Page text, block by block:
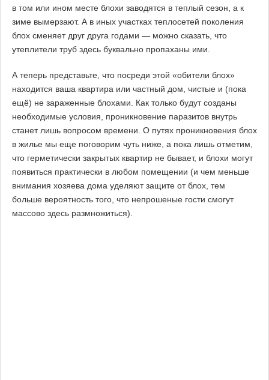
в том или ином месте блохи заводятся в теплый сезон, а к
зиме вымерзают. А в иных участках теплосетей поколения
блох сменяет друг друга годами — можно сказать, что
утеплители труб здесь буквально пропаханы ими.
А теперь представьте, что посреди этой «обители блох»
находится ваша квартира или частный дом, чистые и (пока
ещё) не зараженные блохами. Как только будут созданы
необходимые условия, проникновение паразитов внутрь
станет лишь вопросом времени. О путях проникновения блох
в жилье мы еще поговорим чуть ниже, а пока лишь отметим,
что герметически закрытых квартир не бывает, и блохи могут
появиться практически в любом помещении (и чем меньше
внимания хозяева дома уделяют защите от блох, тем
больше вероятность того, что непрошеные гости смогут
массово здесь размножиться).